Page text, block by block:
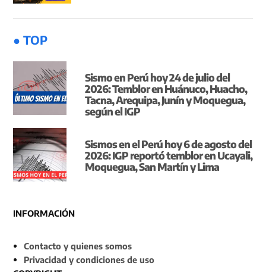
● TOP
Sismo en Perú hoy 24 de julio del
2026: Temblor en Huánuco, Huacho,
Tacna, Arequipa, Junín y Moquegua,
según el IGP
Sismos en el Perú hoy 6 de agosto del
2026: IGP reportó temblor en Ucayali,
Moquegua, San Martín y Lima
INFORMACIÓN
Contacto y quienes somos
Privacidad y condiciones de uso